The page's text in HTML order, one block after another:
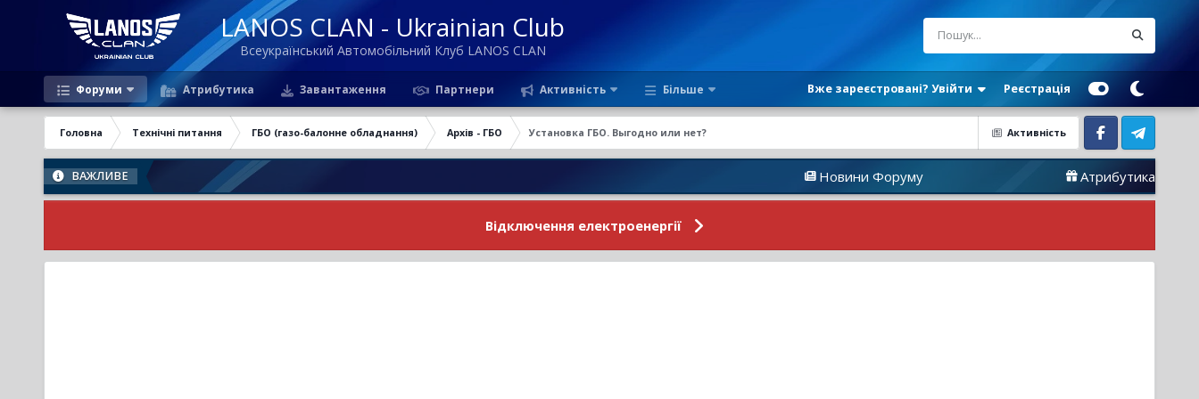
LANOS CLAN - Ukrainian Club
Всеукраїнський Автомобільний Клуб LANOS CLAN
Форуми Атрибутика Завантаження Партнери Активність Більше Вже зареєстровані? Увійти Реєстрація
Активність
Головна Технічні питання ГБО (газо-балонне обладнання) Архів - ГБО Установка ГБО. Выгодно или нет?
Facebook Telegram
ВАЖЛИВЕ Новини Форуму Атрибутика
Відключення електроенергії